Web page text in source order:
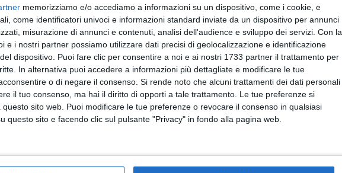
memorizziamo e/o accediamo a informazioni su un dispositivo, come i cookie, e
come identificatori univoci e informazioni standard inviate da un dispositivo per annunci
misurazione di annunci e contenuti, analisi dell'audience e sviluppo dei servizi. Con la
e i nostri partner possiamo utilizzare dati precisi di geolocalizzazione e identificazione
dispositivo. Puoi fare clic per consentire a noi e ai nostri 1733 partner il trattamento per
In alternativa puoi accedere a informazioni più dettagliate e modificare le tue
o di negare il consenso. Si rende noto che alcuni trattamenti dei dati personali
il tuo consenso, ma hai il diritto di opporti a tale trattamento. Le tue preferenze si
sito web. Puoi modificare le tue preferenze o revocare il consenso in qualsiasi
questo sito e facendo clic sul pulsante "Privacy" in fondo alla pagina web.
GIANCARLO CASELLI
7 AGOSTO 2026
Festa patronale, il programma
completo di venerdì 7 agosto